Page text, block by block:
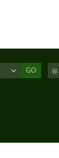
GO